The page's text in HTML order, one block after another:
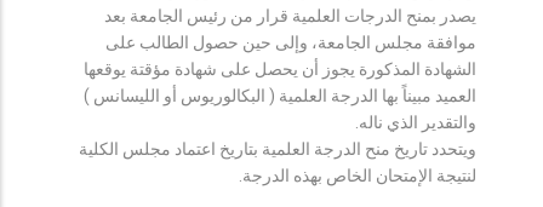
يصدر بمنح الدرجات العلمية قرار من رئيس الجامعة بعد
موافقة مجلس الجامعة، وإلى حين حصول الطالب على
الشهادة المذكورة يجوز أن يحصل على شهادة مؤقتة يوقعها
العميد مبيناً بها الدرجة العلمية ( البكالوريوس أو الليسانس )
والتقدير الذي ناله.
ويتحدد تاريخ منح الدرجة العلمية بتاريخ اعتماد مجلس الكلية
لنتيجة الإمتحان الخاص بهذه الدرجة.